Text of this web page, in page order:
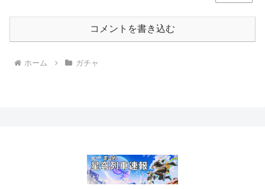
コメントを書き込む
ホーム ガチャ